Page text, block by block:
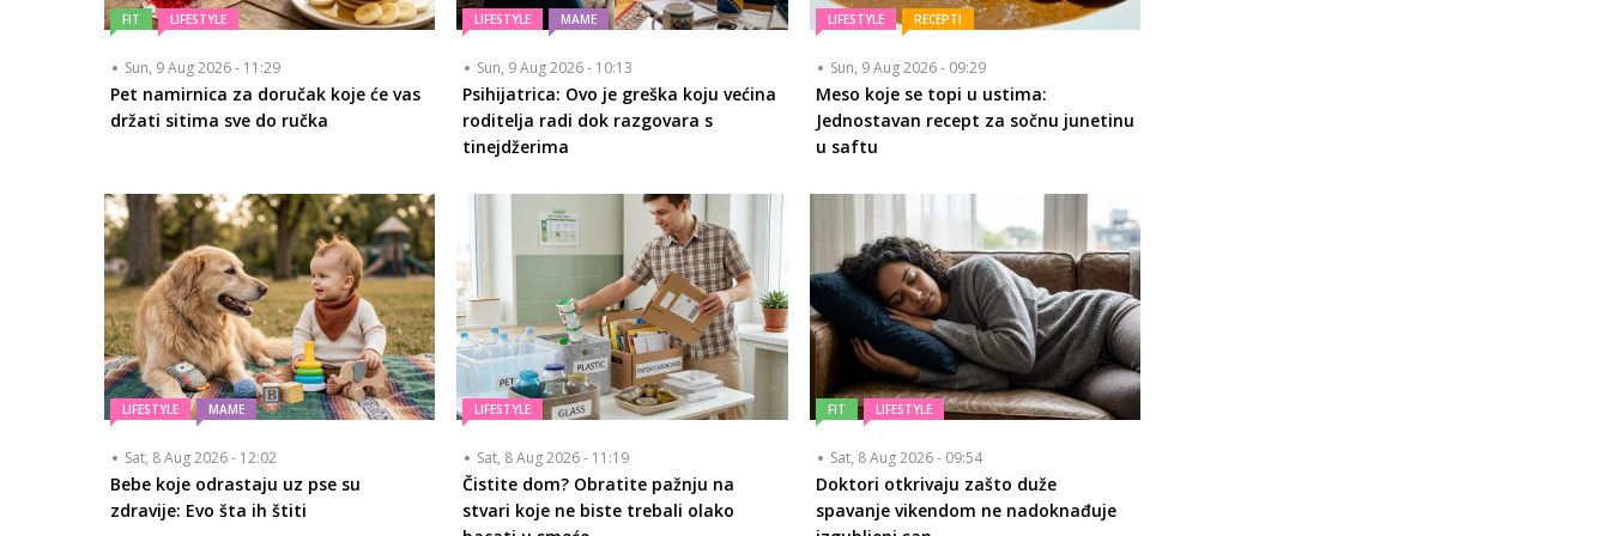
FIT LIFESTYLE
Sun, 9 Aug 2026 - 11:29
Pet namirnica za doručak koje će vas
držati sitima sve do ručka
LIFESTYLE MAME
Sun, 9 Aug 2026 - 10:13
Psihijatrica: Ovo je greška koju većina
roditelja radi dok razgovara s
tinejdžerima
LIFESTYLE RECEPTI
Sun, 9 Aug 2026 - 09:29
Meso koje se topi u ustima:
Jednostavan recept za sočnu junetinu
u saftu
LIFESTYLE MAME
Sat, 8 Aug 2026 - 12:02
Bebe koje odrastaju uz pse su
zdravije: Evo šta ih štiti
LIFESTYLE
Sat, 8 Aug 2026 - 11:19
Čistite dom? Obratite pažnju na
stvari koje ne biste trebali olako
FIT LIFESTYLE
Sat, 8 Aug 2026 - 09:54
Doktori otkrivaju zašto duže
spavanje vikendom ne nadoknađuje